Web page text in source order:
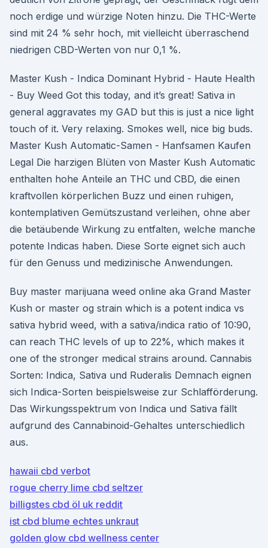
noch erdige und würzige Noten hinzu. Die THC-Werte
sind mit 24 % sehr hoch, mit vielleicht überraschend
niedrigen CBD-Werten von nur 0,1 %.
Master Kush - Indica Dominant Hybrid - Haute Health
- Buy Weed Got this today, and it’s great! Sativa in
general aggravates my GAD but this is just a nice light
touch of it. Very relaxing. Smokes well, nice big buds.
Master Kush Automatic-Samen - Hanfsamen Kaufen
Legal Die harzigen Blüten von Master Kush Automatic
enthalten hohe Anteile an THC und CBD, die einen
kraftvollen körperlichen Buzz und einen ruhigen,
kontemplativen Gemütszustand verleihen, ohne aber
die betäubende Wirkung zu entfalten, welche manche
potente Indicas haben. Diese Sorte eignet sich auch
für den Genuss und medizinische Anwendungen.
Buy master marijuana weed online aka Grand Master
Kush or master og strain which is a potent indica vs
sativa hybrid weed, with a sativa/indica ratio of 10:90,
can reach THC levels of up to 22%, which makes it
one of the stronger medical strains around. Cannabis
Sorten: Indica, Sativa und Ruderalis Demnach eignen
sich Indica-Sorten beispielsweise zur Schlafförderung.
Das Wirkungsspektrum von Indica und Sativa fällt
aufgrund des Cannabinoid-Gehaltes unterschiedlich
aus.
hawaii cbd verbot
rogue cherry lime cbd seltzer
billigstes cbd öl uk reddit
ist cbd blume echtes unkraut
golden glow cbd wellness center